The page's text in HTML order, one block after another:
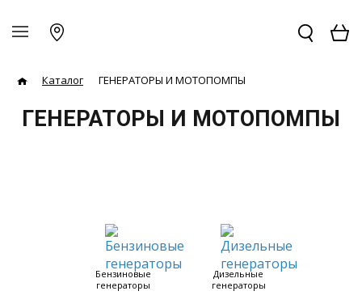
Каталог ГЕНЕРАТОРЫ И МОТОПОМПЫ
ГЕНЕРАТОРЫ И МОТОПОМПЫ
Бензиновые
генераторы
Дизельные
генераторы